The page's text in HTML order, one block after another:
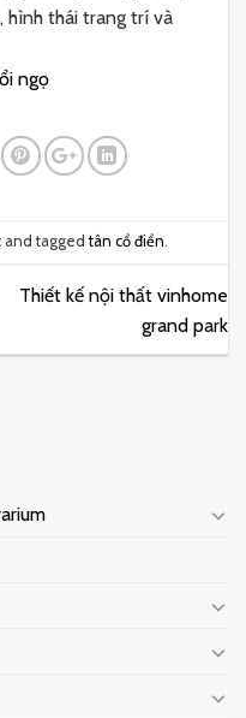
hình thái trang trí và
ngọ
and taggedtân cổ điển.
Thiết kế nội thất vinhome
grand park